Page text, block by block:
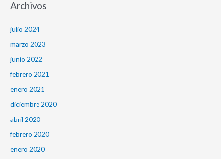
Archivos
julio 2024
marzo 2023
junio 2022
febrero 2021
enero 2021
diciembre 2020
abril 2020
febrero 2020
enero 2020